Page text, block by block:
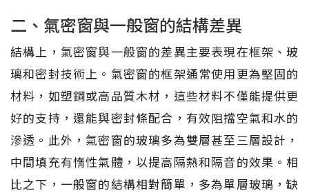
二、氣密窗與一般窗的結構差異
結構上，氣密窗與一般窗的差異主要表現在框架、玻
璃和密封技術上。氣密窗的框架通常使用更為堅固的
材料，如塑鋼或高品質木材，這些材料不僅能提供更
好的支持，還能與密封條配合，有效阻擋空氣和水的
滲透。此外，氣密窗的玻璃多為雙層甚至三層設計，
中間填充有惰性氣體，以提高隔熱和隔音的效果。相
比之下，一般窗的結構相對簡單，多為單層玻璃，缺